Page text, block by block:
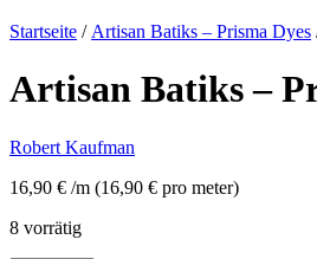
Startseite / Artisan Batiks – Prisma Dyes
Artisan Batiks –
Robert Kaufman
16,90 € /m (16,90 € pro meter)
8 vorrätig